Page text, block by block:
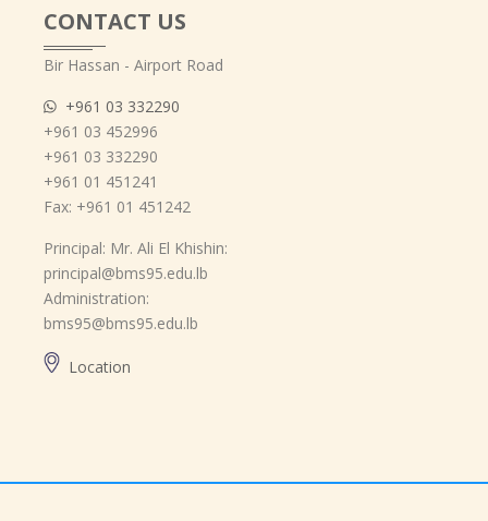
CONTACT US
Bir Hassan - Airport Road
+961 03 332290
+961 03 452996
+961 03 332290
+961 01 451241
Fax: +961 01 451242
Principal: Mr. Ali El Khishin:
principal@bms95.edu.lb
Administration:
bms95@bms95.edu.lb
Location